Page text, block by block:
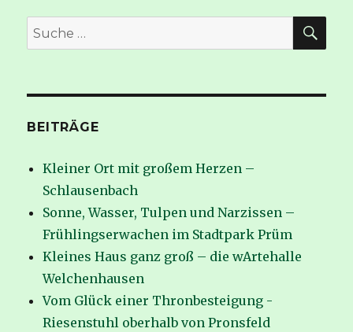
Suche
nach:
BEITRÄGE
Kleiner Ort mit großem Herzen –
Schlausenbach
Sonne, Wasser, Tulpen und Narzissen –
Frühlingserwachen im Stadtpark Prüm
Kleines Haus ganz groß – die wArtehalle
Welchenhausen
Vom Glück einer Thronbesteigung -
Riesenstuhl oberhalb von Pronsfeld